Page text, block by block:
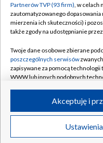
Transmisje
©2026 Telewizja
Partnerów TVP (93 firm), w celach
zautomatyzowanego
mierzenia ich skuteczności) i
także zgody na udostępnianie
Twoje dane osobowe zbierane
poszczególnych serwisów
zapisywane za pomocą
WWW lub innych podobnych
ruchu w Internecie.
Twoje dane osobowe zbierane
poszczególnych serwisówna
Akceptuję i